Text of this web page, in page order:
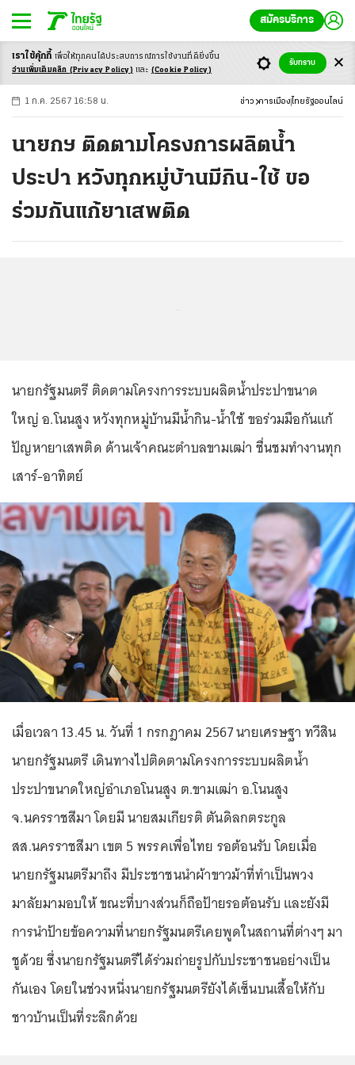
สมัครบริการ
-ก ก ก+
1 ก.ค. 2567 16:58 น. ข่าว การเมือง ไทยรัฐออนไลน์
นายกฯ ติดตามโครงการผลิตน้ำ
ประปา หวังทุกหมู่บ้านมีกิน-ใช้ ขอ
ร่วมกันแก้ยาเสพติด
นายกรัฐมนตรี ติดตามโครงการระบบผลิตน้ำประปาขนาด
ใหญ่ อ.โนนสูง หวังทุกหมู่บ้านมีน้ำกิน-น้ำใช้ ขอร่วมมือกันแก้
ปัญหายาเสพติด ด้านเจ้าคณะตำบลขามเฒ่า ชื่นชมทำงานทุก
เสาร์-อาทิตย์
เมื่อเวลา 13.45 น. วันที่ 1 กรกฎาคม 2567 นายเศรษฐา ทวีสิน
นายกรัฐมนตรี เดินทางไปติดตามโครงการระบบผลิตน้ำ
ประปาขนาดใหญ่อำเภอโนนสูง ต.ขามเฒ่า อ.โนนสูง
จ.นครราชสีมา โดยมี นายสมเกียรติ ตันดิลกตระกูล
สส.นครราชสีมา เขต 5 พรรคเพื่อไทย รอต้อนรับ โดยเมื่อ
นายกรัฐมนตรีมาถึง มีประชาชนนำผ้าขาวม้าที่ทำเป็นพวง
มาลัยมามอบให้ ขณะที่บางส่วนก็ถือป้ายรอต้อนรับ และยังมี
การนำป้ายข้อความที่นายกรัฐมนตรีเคยพูดในสถานที่ต่างๆ มา
ชูด้วย ซึ่งนายกรัฐมนตรีได้ร่วมถ่ายรูปกับประชาชนอย่างเป็น
กันเอง โดยในช่วงหนึ่งนายกรัฐมนตรียังได้เซ็นบนเสื้อให้กับ
ชาวบ้านเป็นที่ระลึกด้วย
เราใช้คุ้กกี้ เพื่อให้ทุกคนได้ประสบการณ์การใช้งานที่ดียิ่งขึ้น
อ่านเพิ่มเติมคลิก (Privacy Policy) และ (Cookie Policy)
รับทราบ